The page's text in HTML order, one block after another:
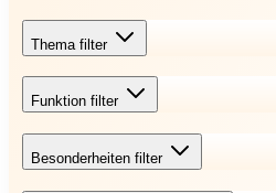
Thema filter
Funktion filter
Besonderheiten filter